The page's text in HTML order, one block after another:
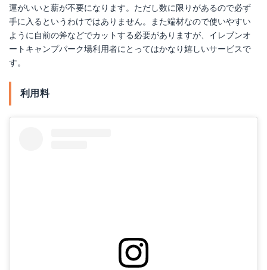
運がいいと薪が不要になります。ただし数に限りがあるので必ず
手に入るというわけではありません。また端材なので使いやすい
ように自前の斧などでカットする必要がありますが、イレブンオ
ートキャンプパーク場利用者にとってはかなり嬉しいサービスで
す。
利用料